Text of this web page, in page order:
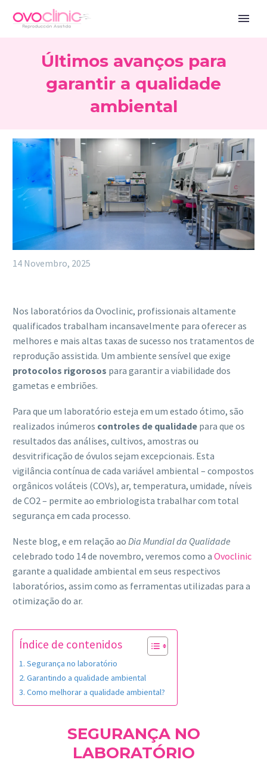
Últimos avanços para
garantir a qualidade
ambiental
14 Novembro, 2025
Nos laboratórios da Ovoclinic, profissionais altamente
qualificados trabalham incansavelmente para oferecer as
melhores e mais altas taxas de sucesso nos tratamentos de
reprodução assistida. Um ambiente sensível que exige
protocolos rigorosos para garantir a viabilidade dos
gametas e embriões.
Para que um laboratório esteja em um estado ótimo, são
realizados inúmeros controles de qualidade para que os
resultados das análises, cultivos, amostras ou
desvitrificação de óvulos sejam excepcionais. Esta
vigilância contínua de cada variável ambiental – compostos
orgânicos voláteis (COVs), ar, temperatura, umidade, níveis
de CO2 – permite ao embriologista trabalhar com total
segurança em cada processo.
Neste blog, e em relação ao Dia Mundial da Qualidade
celebrado todo 14 de novembro, veremos como a Ovoclinic
garante a qualidade ambiental em seus respectivos
laboratórios, assim como as ferramentas utilizadas para a
otimização do ar.
Índice de contenidos
Segurança no laboratório
Garantindo a qualidade ambiental
Como melhorar a qualidade ambiental?
SEGURANÇA NO
LABORATÓRIO